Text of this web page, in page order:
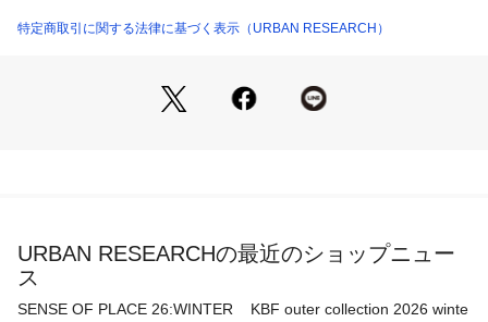
※商品画像は、光の当たり具合やパソコンなどの閲覧環境によ
※商品の色味の目安は、商品単体の画像をご参照ください。
素材感
透け感 : ややあり(BEIGEのみ)
伸縮性 : あり
特定商取引に関する法律に基づく表示（URBAN RESEARCH）
URBAN RESEARCHの最近のショップニュー
ス
SENSE OF PLACE 26:WINTER
KBF outer collection 2026 winte